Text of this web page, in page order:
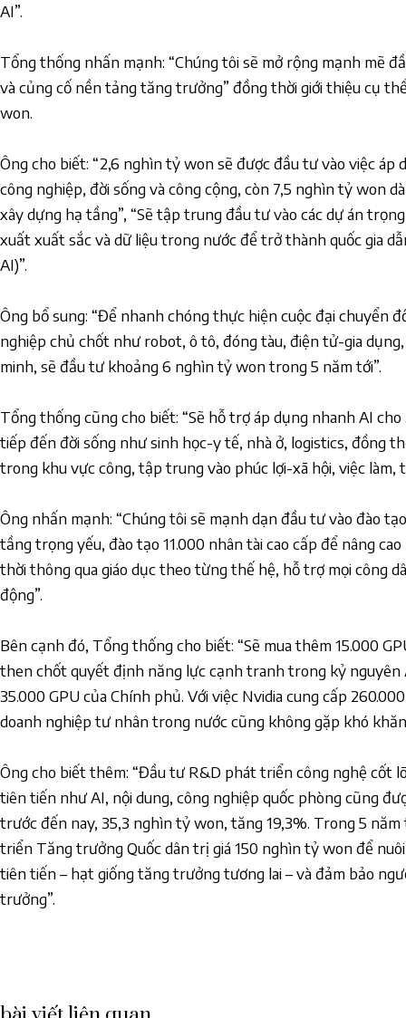
AI”.
Tổng thống nhấn mạnh: “Chúng tôi sẽ mở rộng mạnh mẽ
và củng cố nền tảng tăng trưởng” đồng thời giới thiệu cụ
won.
Ông cho biết: “2,6 nghìn tỷ won sẽ được đầu tư vào việc áp
công nghiệp, đời sống và công cộng, còn 7,5 nghìn tỷ won
xây dựng hạ tầng”, “Sẽ tập trung đầu tư vào các dự án
xuất xuất sắc và dữ liệu trong nước để trở thành quốc gia
AI)”.
Ông bổ sung: “Để nhanh chóng thực hiện cuộc đại chuyển
nghiệp chủ chốt như robot, ô tô, đóng tàu, điện tử-gia
minh, sẽ đầu tư khoảng 6 nghìn tỷ won trong 5 năm tới”.
Tổng thống cũng cho biết: “Sẽ hỗ trợ áp dụng nhanh AI
tiếp đến đời sống như sinh học-y tế, nhà ở, logistics, đồng
trong khu vực công, tập trung vào phúc lợi-xã hội, việc làm,
Ông nhấn mạnh: “Chúng tôi sẽ mạnh dạn đầu tư vào đào
tầng trọng yếu, đào tạo 11.000 nhân tài cao cấp để nâng
thời thông qua giáo dục theo từng thế hệ, hỗ trợ mọi công
động”.
Bên cạnh đó, Tổng thống cho biết: “Sẽ mua thêm 15.000
then chốt quyết định năng lực cạnh tranh trong kỷ nguyên
35.000 GPU của Chính phủ. Với việc Nvidia cung cấp
doanh nghiệp tư nhân trong nước cũng không gặp khó
Ông cho biết thêm: “Đầu tư R&D phát triển công nghệ cốt
tiên tiến như AI, nội dung, công nghiệp quốc phòng cũng
trước đến nay, 35,3 nghìn tỷ won, tăng 19,3%. Trong 5
triển Tăng trưởng Quốc dân trị giá 150 nghìn tỷ won để
tiên tiến – hạt giống tăng trưởng tương lai – và đảm bảo
trưởng”.